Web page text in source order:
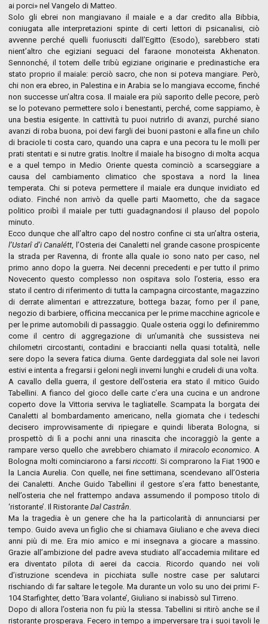
ai porci» nel Vangelo di Matteo.
Solo gli ebrei non mangiavano il maiale e a dar credito alla Bibbia,
coniugata alle interpretazioni spinte di certi lettori di psicanalisi, ciò
avvenne perché quelli fuoriusciti dall’Egitto (Esodo), sarebbero stati
nient’altro che egiziani seguaci del faraone monoteista Akhenaton.
Sennonché, il totem delle tribù egiziane originarie e predinastiche era
stato proprio il maiale: perciò sacro, che non si poteva mangiare. Però,
chi non era ebreo, in Palestina e in Arabia se lo mangiava eccome, finché
non successe un’altra cosa. Il maiale era più saporito delle pecore, però
se lo potevano permettere solo i benestanti, perché, come sappiamo, è
una bestia esigente. In cattività tu puoi nutrirlo di avanzi, purché siano
avanzi di roba buona, poi devi fargli dei buoni pastoni e alla fine un chilo
di braciole ti costa caro, quando una capra e una pecora tu le molli per
prati stentati e si nutre gratis. Inoltre il maiale ha bisogno di molta acqua
e a quel tempo in Medio Oriente questa cominciò a scarseggiare a
causa del cambiamento climatico che spostava a nord la linea
temperata. Chi si poteva permettere il maiale era dunque invidiato ed
odiato. Finché non arrivò da quelle parti Maometto, che da sagace
politico proibì il maiale per tutti guadagnandosi il plauso del popolo
minuto.
Ecco dunque che all’altro capo del nostro confine ci sta un’altra osteria,
l’Ustarî d’i Canalétt , l’Osteria dei Canaletti nel grande casone prospicente
la strada per Ravenna, di fronte alla quale io sono nato per caso, nel
primo anno dopo la guerra. Nei decenni precedenti e per tutto il primo
Novecento questo complesso non ospitava solo l’osteria, esso era
stato il centro di riferimento di tutta la campagna circostante, magazzino
di derrate alimentari e attrezzature, bottega bazar, forno per il pane,
negozio di barbiere, officina meccanica per le prime macchine agricole e
per le prime automobili di passaggio. Quale osteria oggi lo definiremmo
come il centro di aggregazione di un’umanità che sussisteva nei
chilometri circostanti, contadini e braccianti nella quasi totalità, nelle
sere dopo la severa fatica diurna. Gente dardeggiata dal sole nei lavori
estivi e intenta a fregarsi i geloni negli inverni lunghi e crudeli di una volta.
A cavallo della guerra, il gestore dell’osteria era stato il mitico Guido
Tabellini. A fianco del gioco delle carte c’era una cucina e un androne
coperto dove la Vittoria serviva le tagliatelle. Scampata la borgata dei
Canaletti al bombardamento americano, nella giornata che i tedeschi
decisero improvvisamente di ripiegare e quindi liberata Bologna, si
prospettò di lì a pochi anni una rinascita che incoraggiò la gente a
rampare verso quello che avrebbero chiamato il miracolo economico . A
Bologna molti cominciarono a farsiriccotti . Si comprarono la Fiat 1900 e
la Lancia Aurelia. Con quelle, nei fine settimana, scendevano all’Osteria
dei Canaletti. Anche Guido Tabellini il gestore s’era fatto benestante,
nell’osteria che nel frattempo andava assumendo il pomposo titolo di
‘ristorante’. Il RistoranteDal Castrån
Ma la tragedia è un genere che ha la particolarità di annunciarsi per
tempo. Guido aveva un figlio che si chiamava Giuliano e che aveva dieci
anni più di me. Era mio amico e mi insegnava a giocare a massino.
Grazie all’ambizione del padre aveva studiato all’accademia militare ed
era diventato pilota di aerei da caccia. Ricordo quando nei voli
d’istruzione scendeva in picchiata sulle nostre case per salutarci
rischiando di far saltare le tegole. Ma durante un volo su uno dei primi F-
104 Starfighter, detto ‘Bara volante’, Giuliano si inabissò sul Tirreno.
Dopo di allora l’osteria non fu più la stessa. Tabellini si ritirò anche se il
ristorante prosperava. Fecero in tempo a imperversare tra i suoi tavoli le